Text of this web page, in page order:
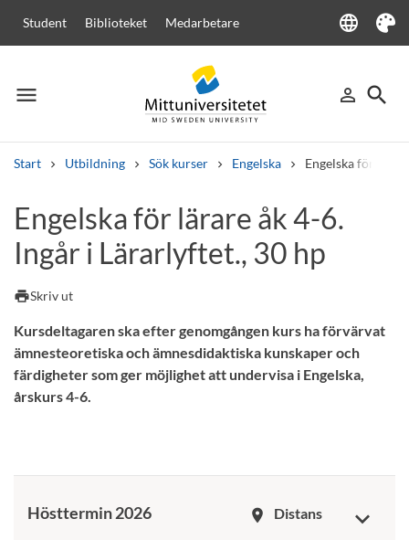
Student Biblioteket Medarbetare language
Language
Tema
menu
Meny person_outline
Logga in
search
Sök
Start Utbildning Sök kurser Engelska Engelska för
Andra söktjänster
Kurser och programKursplaner VälkomstbrevPersonal
Lediga jobb
Engelska för lärare åk 4-6.
Ingår i Lärarlyftet., 30 hp
printSkriv ut
Kursdeltagaren ska efter genomgången kurs ha förvärvat
ämnesteoretiska och ämnesdidaktiska kunskaper och
färdigheter som ger möjlighet att undervisa i Engelska,
årskurs 4-6.
Hösttermin 2026 room Distans